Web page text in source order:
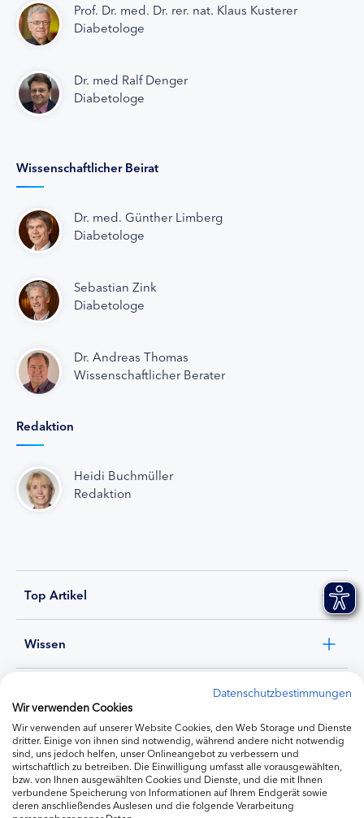
Prof. Dr. med. Dr. rer. nat. Klaus Kusterer
Diabetologe
Dr. med Ralf Denger
Diabetologe
Wissenschaftlicher Beirat
Dr. med. Günther Limberg
Diabetologe
Sebastian Zink
Diabetologe
Dr. Andreas Thomas
Wissenschaftlicher Berater
Redaktion
Heidi Buchmüller
Redaktion
Top Artikel
Wissen
Ernährung
Produkte
Datenschutzbestimmungen
Wir verwenden Cookies
Wir verwenden auf unserer Website Cookies, den Web Storage und Dienste
dritter. Einige von ihnen sind notwendig, während andere nicht notwendig
sind, uns jedoch helfen, unser Onlineangebot zu verbessern und
wirtschaftlich zu betreiben. Die Einwilligung umfasst alle vorausgewählten,
bzw. von Ihnen ausgewählten Cookies und Dienste, und die mit Ihnen
verbundene Speicherung von Informationen auf Ihrem Endgerät sowie
deren anschließendes Auslesen und die folgende Verarbeitung